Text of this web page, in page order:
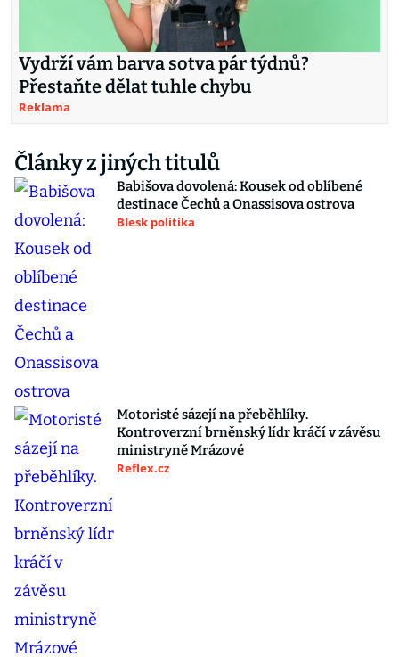
Vydrží vám barva sotva pár týdnů?
Přestaňte dělat tuhle chybu
Reklama
Články z jiných titulů
Babišova dovolená: Kousek od oblíbené
destinace Čechů a Onassisova ostrova
Blesk politika
Motoristé sázejí na přeběhlíky.
Kontroverzní brněnský lídr kráčí v závěsu
ministryně Mrázové
Reflex.cz